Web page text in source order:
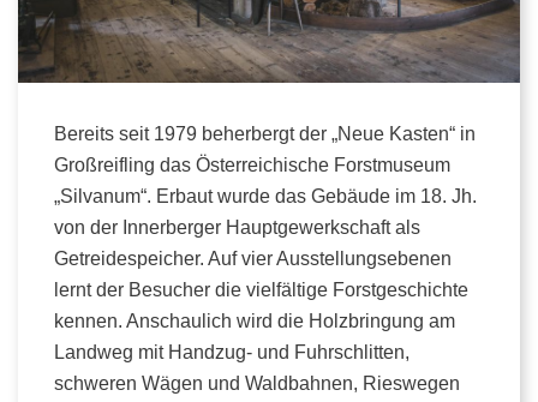
Bereits seit 1979 beherbergt der „Neue Kasten“ in
Großreifling das Österreichische Forstmuseum
„Silvanum“. Erbaut wurde das Gebäude im 18. Jh.
von der Innerberger Hauptgewerkschaft als
Getreidespeicher. Auf vier Ausstellungsebenen
lernt der Besucher die vielfältige Forstgeschichte
kennen. Anschaulich wird die Holzbringung am
Landweg mit Handzug- und Fuhrschlitten,
schweren Wägen und Waldbahnen, Rieswegen